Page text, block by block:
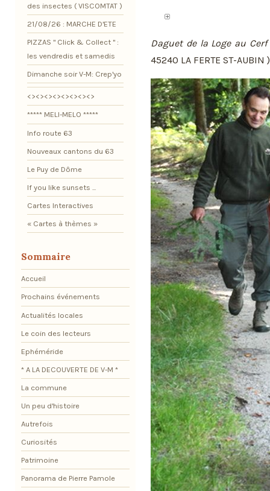
Daguet de la Loge au Cerf
45240 LA FERTE ST-AUBIN
des insectes ( VISCOMTAT )
21/08/26 : MARCHE D'ETE
PIZZAS " Click & Collect " :
les vendredis et samedis
Dimanche soir V-M: Crep'yo
<><><><><><><><>
***** MELI-MELO *****
Info route 63
Nouveaux cantons du 63
Le Puy de Dôme
If you like sunsets ...
Cartes Interactives
« Cartes à thèmes »
Sommaire
Accueil
Prochains événements
Actualités locales
Le coin des lecteurs
Ephéméride
* A LA DECOUVERTE DE V-M *
La commune
Un peu d'histoire
Autrefois
Curiosités
Patrimoine
Panorama de Pierre Pamole